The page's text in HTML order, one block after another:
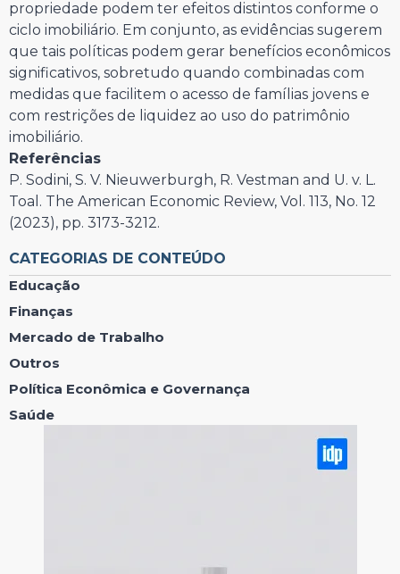
propriedade podem ter efeitos distintos conforme o
ciclo imobiliário. Em conjunto, as evidências sugerem
que tais políticas podem gerar benefícios econômicos
significativos, sobretudo quando combinadas com
medidas que facilitem o acesso de famílias jovens e
com restrições de liquidez ao uso do patrimônio
imobiliário.
Referências
P. Sodini, S. V. Nieuwerburgh, R. Vestman and U. v. L.
Toal. The American Economic Review, Vol. 113, No. 12
(2023), pp. 3173-3212.
CATEGORIAS DE CONTEÚDO
Educação
Finanças
Mercado de Trabalho
Outros
Política Econômica e Governança
Saúde